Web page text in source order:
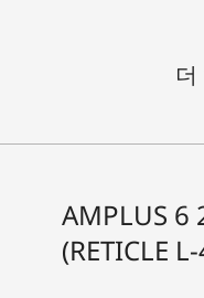
더
AMPLUS 6
(RETICLE